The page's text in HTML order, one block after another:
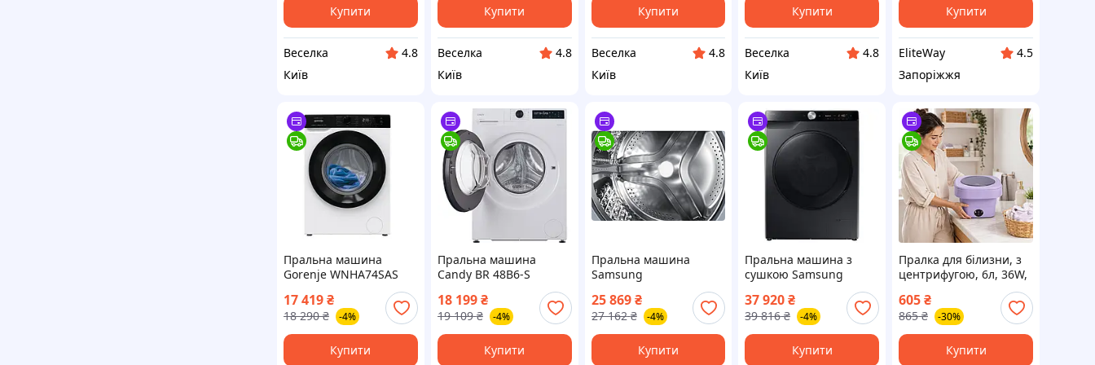
Купити
Веселка
4.8
Київ
Купити
Веселка
4.8
Київ
Купити
Веселка
4.8
Київ
FLAME
Купити
Веселка
4.8
Київ
Купити
EliteWay
4.5
Запоріжжя
Пральна машина
Gorenje WNHA74SAS
17 419₴
18 290 ₴ -4%
Купити
Пральна машина
Candy BR 48B6-S
18 199₴
19 109 ₴ -4%
Купити
Пральна машина
Samsung
25 869 ₴
27 162 ₴ -4%
Купити
Пральна машина з
сушкою Samsung
37 920₴
39 816 ₴ -4%
Купити
Пралка для білизни, з
центрифугою, 6л, 36W,
Портативна пральна
машина відро /
Складна міні пральна
машина
605₴
865 ₴ -30%
Купити